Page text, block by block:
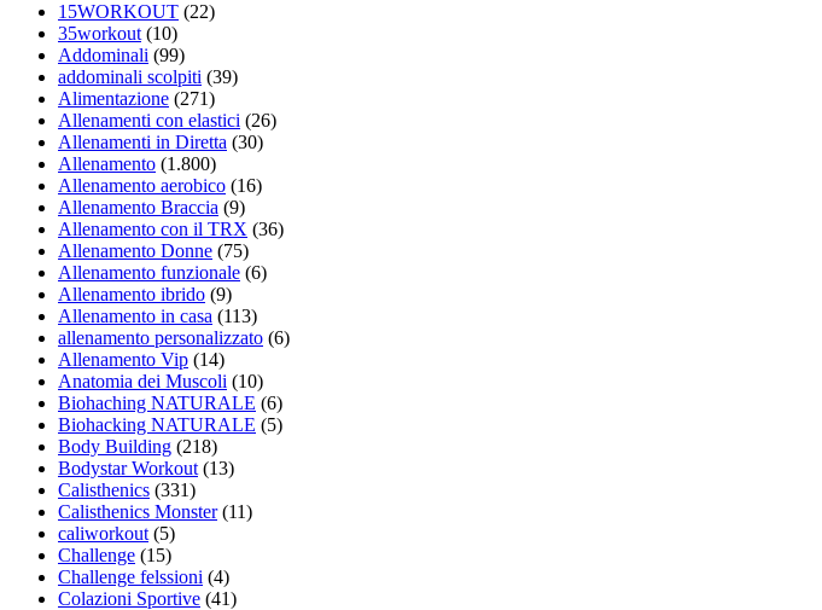
15WORKOUT (22)
35workout(10)
Addominali (99)
addominali scolpiti (39)
Alimentazione (271)
Allenamenti con elastici (26)
Allenamenti in Diretta (30)
Allenamento (1.800)
Allenamento aerobico (16)
Allenamento Braccia (9)
Allenamento con il TRX (36)
Allenamento Donne (75)
Allenamento funzionale (6)
Allenamento ibrido (9)
Allenamento in casa (113)
allenamento personalizzato (6)
Allenamento Vip (14)
Anatomia dei Muscoli (10)
Biohaching NATURALE (6)
Biohacking NATURALE (5)
Body Building (218)
Bodystar Workout(13)
Calisthenics (331)
Calisthenics Monster(11)
caliworkout(5)
Challenge (15)
Challenge felssioni (4)
Colazioni Sportive (41)